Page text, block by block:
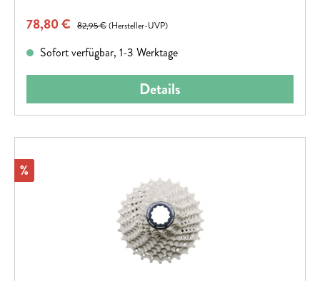
Verkaufspreis:
78,80 € Regulärer Preis:
82,95 €(Hersteller-UVP)
Sofort verfügbar, 1-3 Werktage
Details
Rabatt
%